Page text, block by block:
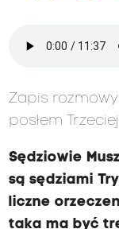
Zapis rozmowy
posłem
Sędziowie
są sędziami
liczne
taka ma być